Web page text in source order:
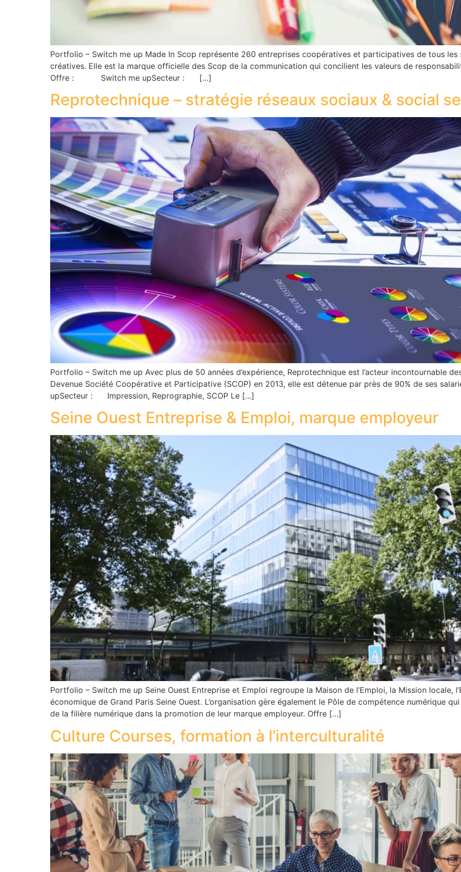
Portfolio – Switch me up Made In Scop représente 260 entreprises coopératives et participatives de tous
créatives. Elle est la marque officielle des Scop de la communication qui concilient les valeurs de
Offre : Switch me upSecteur : […]
Reprotechnique – stratégie réseaux sociaux & social
Portfolio – Switch me up Avec plus de 50 années d’expérience, Reprotechnique est l’acteur incontournable
Devenue Société Coopérative et Participative (SCOP) en 2013, elle est détenue par près de 90% de ses
upSecteur : Impression, Reprographie, SCOP Le […]
Seine Ouest Entreprise & Emploi, marque employeur
Portfolio – Switch me up Seine Ouest Entreprise et Emploi regroupe la Maison de l’Emploi, la Mission locale,
économique de Grand Paris Seine Ouest. L’organisation gère également le Pôle de compétence numérique
de la filière numérique dans la promotion de leur marque employeur. Offre […]
Culture Courses, formation à l’interculturalité